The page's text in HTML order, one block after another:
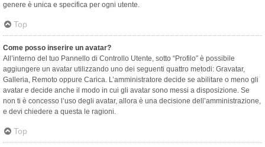
genere è unica e specifica per ogni utente.
Top
Come posso inserire un avatar?
All’interno del tuo Pannello di Controllo Utente, sotto “Profilo” è possibile
aggiungere un avatar utilizzando uno dei seguenti quattro metodi: Gravatar,
Galleria, Remoto oppure Carica. L’amministratore decide se abilitare o meno gli
avatar e decide anche il modo in cui gli avatar sono messi a disposizione. Se
non ti è concesso l’uso degli avatar, allora è una decisione dell’amministrazione,
e devi chiedere a questa le ragioni.
Top